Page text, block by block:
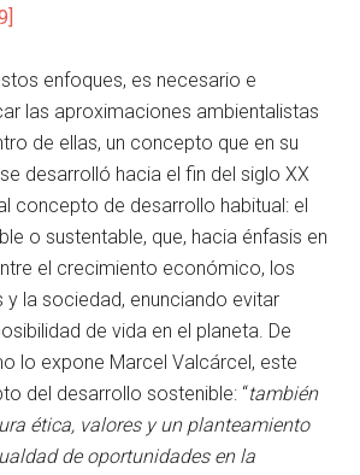
enfoques, es necesario e
las aproximaciones ambientalistas
de ellas, un concepto que en su
desarrolló hacia el fin del siglo XX
concepto de desarrollo habitual: el
o sustentable, que, hacia énfasis en
el crecimiento económico, los
y la sociedad, enunciando evitar
de vida en el planeta. De
lo expone Marcel Valcárcel, este
del desarrollo sostenible: “también
ética, valores y un planteamiento
de oportunidades en la